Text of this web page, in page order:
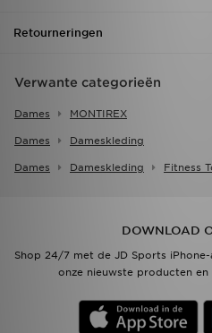
Retourneringen
Verwante categorieën
Dames MONTIREX
Dames Dameskleding
Dames Dameskleding Fitness
DOWNLOAD
Shop 24/7 met de JD Sports
onze nieuwste producten en